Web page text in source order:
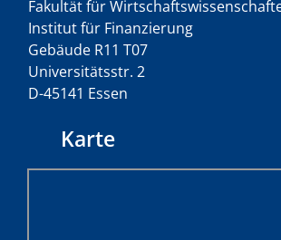
Fakultät für
Institut für Finanzierung
Gebäude R11 T07
Universitätsstr. 2
D-45141 Essen
Karte